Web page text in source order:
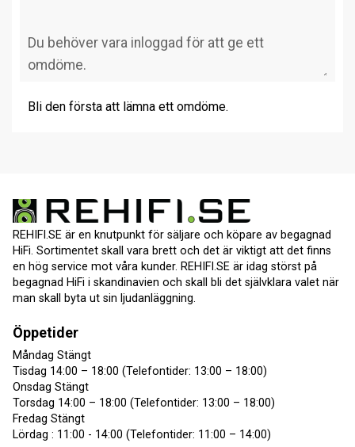
Bli den första att lämna ett omdöme.
REHIFI.SE är en knutpunkt för säljare och köpare av begagnad
HiFi. Sortimentet skall vara brett och det är viktigt att det finns
en hög service mot våra kunder. REHIFI.SE är idag störst på
begagnad HiFi i skandinavien och skall bli det självklara valet när
man skall byta ut sin ljudanläggning.
Öppetider
Måndag Stängt
Tisdag 14:00 – 18:00 (Telefontider: 13:00 – 18:00)
Onsdag Stängt
Torsdag 14:00 – 18:00 (Telefontider: 13:00 – 18:00)
Fredag Stängt
Lördag : 11:00 - 14:00 (Telefontider: 11:00 – 14:00)